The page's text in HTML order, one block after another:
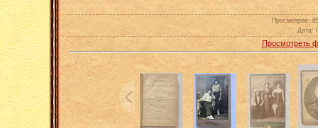
Просмотров:
Дата:
Просмотреть